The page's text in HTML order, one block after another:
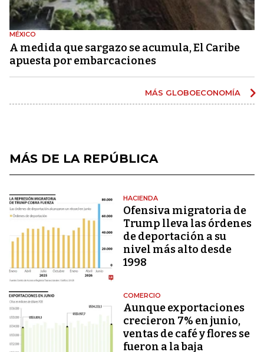
MÉXICO
A medida que sargazo se acumula, El Caribe
apuesta por embarcaciones
MÁS GLOBOECONOMÍA
MÁS DE LA REPÚBLICA
HACIENDA
Ofensiva migratoria de
Trump lleva las órdenes
de deportación a su
nivel más alto desde
1998
COMERCIO
Aunque exportaciones
crecieron 7% en junio,
ventas de café y flores se
fueron a la baja